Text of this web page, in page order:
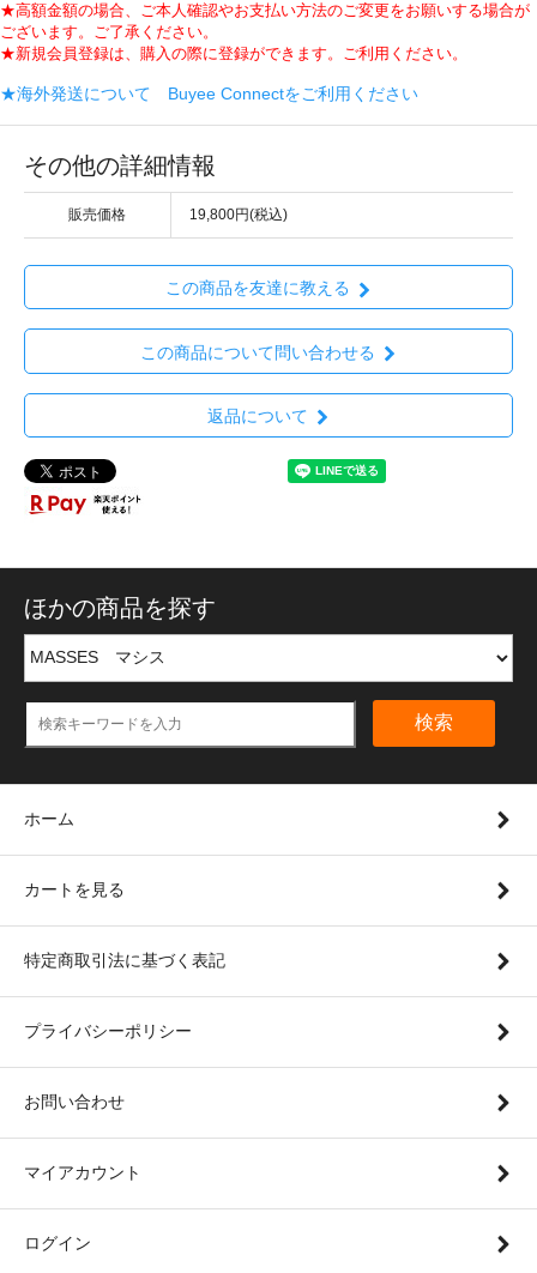
★高額金額の場合、ご本人確認やお支払い方法のご変更をお願いする場合が
ございます。ご了承ください。
★新規会員登録は、購入の際に登録ができます。ご利用ください。
★海外発送について Buyee Connectをご利用ください
その他の詳細情報
販売価格 19,800円(税込)
この商品を友達に教える
この商品について問い合わせる
返品について
ほかの商品を探す
検索
ホーム
カートを見る
特定商取引法に基づく表記
プライバシーポリシー
お問い合わせ
マイアカウント
ログイン